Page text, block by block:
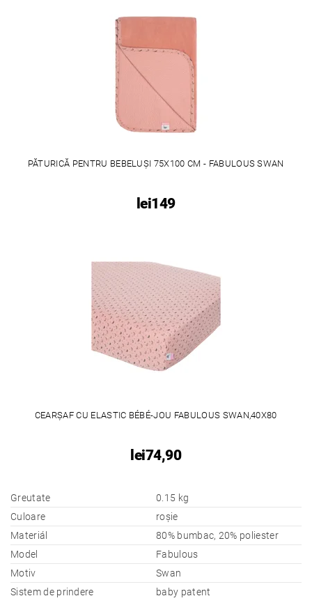
PĂTURICĂ PENTRU BEBELUȘI 75X100 CM - FABULOUS SWAN
lei149
CEARȘAF CU ELASTIC BÉBÉ-JOU FABULOUS SWAN,40X80
lei74,90
Greutate
0.15 kg
Culoare
roșie
Materiál
80% bumbac, 20% poliester
Model
Fabulous
Motiv
Swan
Sistem de prindere
baby patent